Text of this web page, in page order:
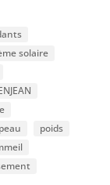
solaire
peau
poids